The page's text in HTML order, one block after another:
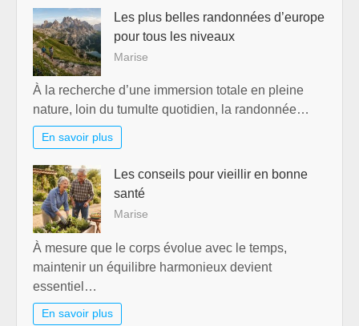
Les plus belles randonnées d’europe
pour tous les niveaux
Marise
À la recherche d’une immersion totale en pleine
nature, loin du tumulte quotidien, la randonnée…
En savoir plus
Les conseils pour vieillir en bonne
santé
Marise
À mesure que le corps évolue avec le temps,
maintenir un équilibre harmonieux devient
essentiel…
En savoir plus